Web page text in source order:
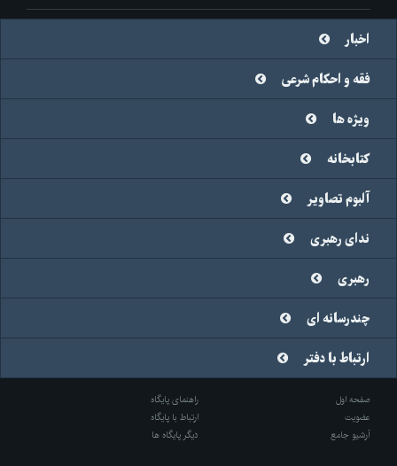
اخبار
فقه و احکام شرعی
ویژه ها
کتابخانه
آلبوم تصاویر
ندای رهبری
رهبری
چندرسانه ای
ارتباط با دفتر
صفحه اول
راهنمای پایگاه
عضویت
ارتباط با پایگاه
آرشیو جامع
دیگر پایگاه ها